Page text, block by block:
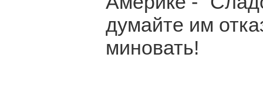
думайте им
миновать!